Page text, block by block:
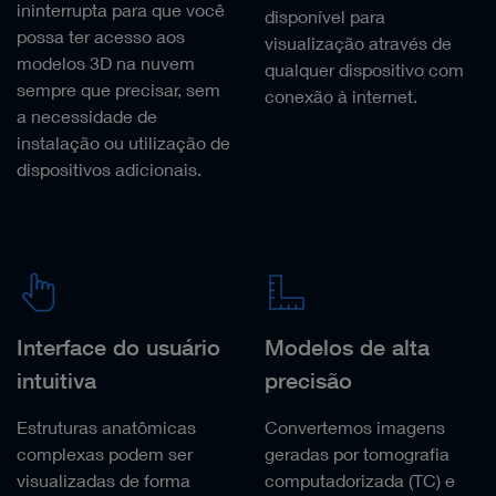
ininterrupta para que você
possa ter acesso aos
modelos 3D na nuvem
sempre que precisar, sem
a necessidade de
instalação ou utilização de
dispositivos adicionais.
disponível para
visualização através de
qualquer dispositivo com
conexão à internet.
Interface do usuário
intuitiva
Estruturas anatômicas
complexas podem ser
visualizadas de forma
Modelos de alta
precisão
Convertemos imagens
geradas por tomografia
computadorizada (TC) e